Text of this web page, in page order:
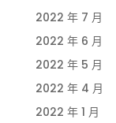
2022 年 7 月
2022 年 6 月
2022 年 5 月
2022 年 4 月
2022 年 1 月